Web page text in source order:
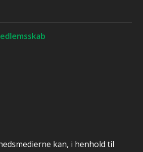
kan, i henhold til